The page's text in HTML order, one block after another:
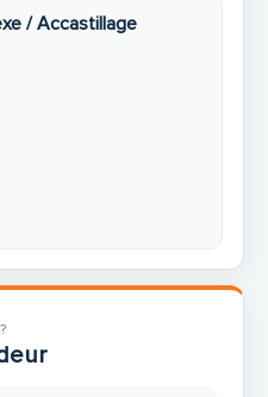
/ Accastillage